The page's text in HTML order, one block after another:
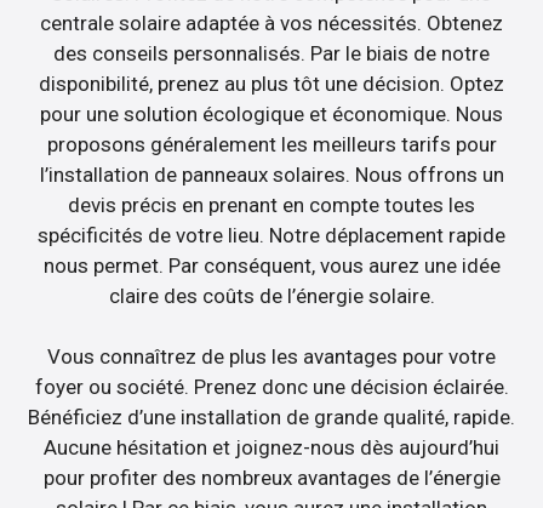
centrale solaire adaptée à vos nécessités. Obtenez
des conseils personnalisés. Par le biais de notre
disponibilité, prenez au plus tôt une décision. Optez
pour une solution écologique et économique. Nous
proposons généralement les meilleurs tarifs pour
l’installation de panneaux solaires. Nous offrons un
devis précis en prenant en compte toutes les
spécificités de votre lieu. Notre déplacement rapide
nous permet. Par conséquent, vous aurez une idée
claire des coûts de l’énergie solaire.
Vous connaîtrez de plus les avantages pour votre
foyer ou société. Prenez donc une décision éclairée.
Bénéficiez d’une installation de grande qualité, rapide.
Aucune hésitation et joignez-nous dès aujourd’hui
pour profiter des nombreux avantages de l’énergie